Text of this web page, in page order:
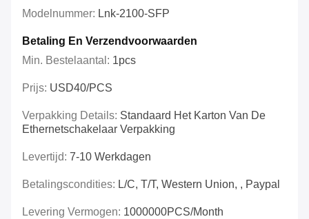
Modelnummer: Lnk-2100-SFP
Betaling En Verzendvoorwaarden
Min. Bestelaantal: 1pcs
Prijs: USD40/PCS
Verpakking Details: Standaard Het Karton Van De
Ethernetschakelaar Verpakking
Levertijd: 7-10 Werkdagen
Betalingscondities: L/C, T/T, Western Union, , Paypal
Levering Vermogen: 1000000PCS/Month